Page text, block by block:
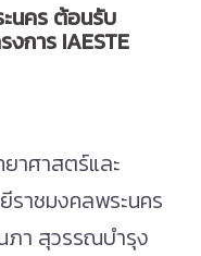
นคร ต้อนรับ
งการ IAESTE
าศาสตร์และ
ราชมงคลพระนคร
ภา สุวรรณบำรุง